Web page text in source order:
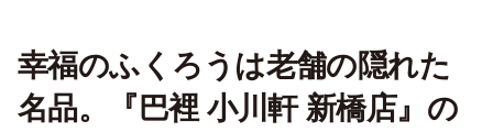
幸福のふくろうは老舗の隠れた
名品。『巴裡 小川軒 新橋店』の